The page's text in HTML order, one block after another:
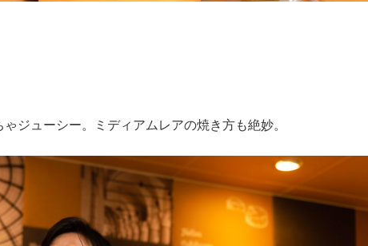
ジューシー。ミディアムレアの焼き方も絶妙。